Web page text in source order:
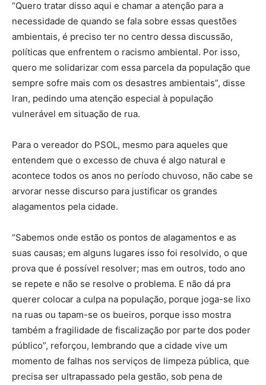
“Quero tratar disso aqui e chamar a atenção para a
necessidade de quando se fala sobre essas questões
ambientais, é preciso ter no centro dessa discussão,
políticas que enfrentem o racismo ambiental. Por isso,
quero me solidarizar com essa parcela da população que
sempre sofre mais com os desastres ambientais”, disse
Iran, pedindo uma atenção especial à população
vulnerável em situação de rua.
Para o vereador do PSOL, mesmo para aqueles que
entendem que o excesso de chuva é algo natural e
acontece todos os anos no período chuvoso, não cabe se
arvorar nesse discurso para justificar os grandes
alagamentos pela cidade.
“Sabemos onde estão os pontos de alagamentos e as
suas causas; em alguns lugares isso foi resolvido, o que
prova que é possível resolver; mas em outros, todo ano
se repete e não se resolve o problema. E não dá pra
querer colocar a culpa na população, porque joga-se lixo
na ruas ou tapam-se os bueiros, porque isso mostra
também a fragilidade de fiscalização por parte dos poder
público”, reforçou, lembrando que a cidade vive um
momento de falhas nos serviços de limpeza pública, que
precisa ser ultrapassado pela gestão, sob pena de